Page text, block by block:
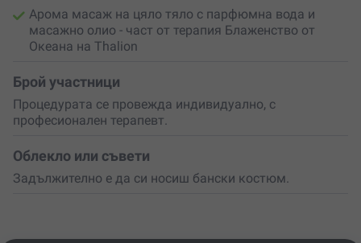
Арома масаж на цяло тяло с парфюмна вода и
масажно олио - част от терапия Блаженство от
Океана на Thalion
Брой участници
Процедурата се провежда индивидуално, с
професионален терапевт.
Облекло или съвети
Задължително е да си носиш бански костюм.